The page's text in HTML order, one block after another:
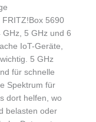
5690
5 GHz und 6
IoT-Geräte,
5 GHz
für schnelle
Spektrum für
dort helfen, wo
belasten oder